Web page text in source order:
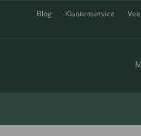
Blog Klantenservice